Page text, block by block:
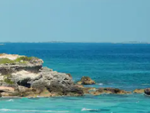
et vers le bas, ou en appuyant